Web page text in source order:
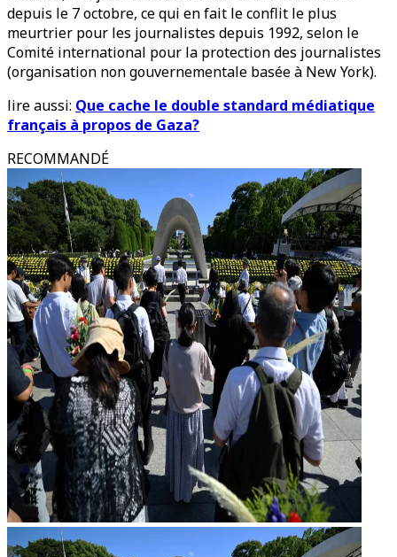
depuis le 7 octobre, ce qui en fait le conflit le plus
meurtrier pour les journalistes depuis 1992, selon le
Comité international pour la protection des journalistes
(organisation non gouvernementale basée à New York).
lire aussi: Que cache le double standard médiatique
français à propos de Gaza?
RECOMMANDÉ